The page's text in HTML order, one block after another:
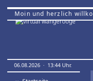
Moin und herzlich
06.08.2026 · 13:44 Uhr.